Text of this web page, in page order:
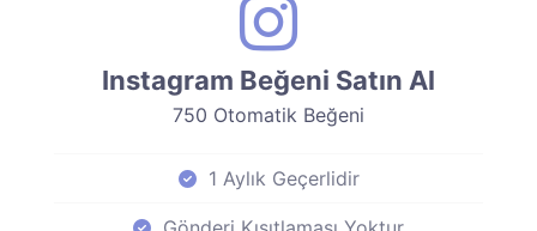
Instagram Beğeni Satın Al
750 Otomatik Beğeni
1 Aylık Geçerlidir